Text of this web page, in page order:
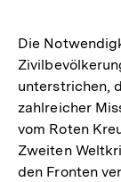
Die
unterstrichen,
zahlreicher
vom Roten
Zweiten
den Fronten